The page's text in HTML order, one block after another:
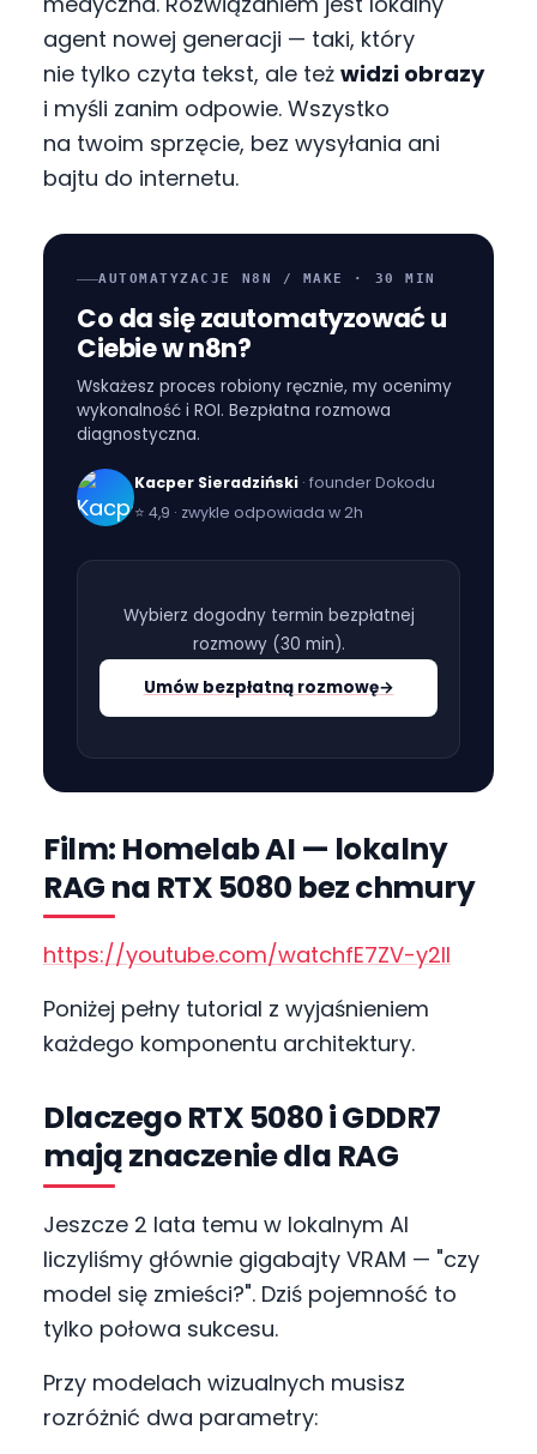
agent nowej generacji — taki, który
nie tylko czyta tekst, ale też widzi obrazy
i myśli zanim odpowie. Wszystko
na twoim sprzęcie, bez wysyłania ani
bajtu do internetu.
AUTOMATYZACJE N8N / MAKE · 30 MIN
Co da się zautomatyzować u
Ciebie w n8n?
Wskażesz proces robiony ręcznie, my ocenimy
wykonalność i ROI. Bezpłatna rozmowa
diagnostyczna.
Kacper Sieradziński · founder Dokodu
⭐ 4,9 · zwykle odpowiada w 2h
Wybierz dogodny termin bezpłatnej
rozmowy (30 min).
Umów bezpłatną rozmowę→
Film: Homelab AI — lokalny
RAG na RTX 5080 bez chmury
https://youtube.com/watchfE7ZV-y2lI
Poniżej pełny tutorial z wyjaśnieniem
każdego komponentu architektury.
Dlaczego RTX 5080 i GDDR7
mają znaczenie dla RAG
Jeszcze 2 lata temu w lokalnym AI
liczyliśmy głównie gigabajty VRAM — "czy
model się zmieści?". Dziś pojemność to
tylko połowa sukcesu.
Przy modelach wizualnych musisz
rozróżnić dwa parametry: